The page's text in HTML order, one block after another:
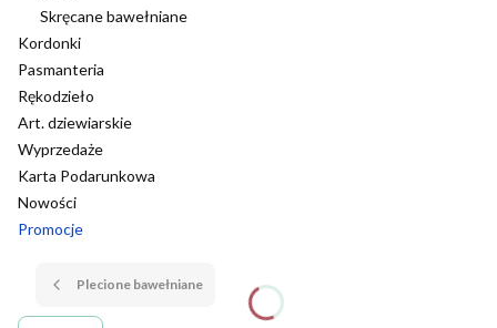
Skręcane bawełniane
Kordonki
Pasmanteria
Rękodzieło
Art. dziewiarskie
Wyprzedaże
Karta Podarunkowa
Nowości
Promocje
Plecione bawełniane